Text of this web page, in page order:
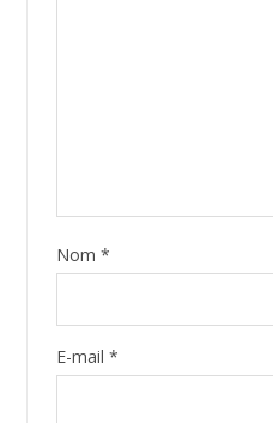
Nom *
E-mail *